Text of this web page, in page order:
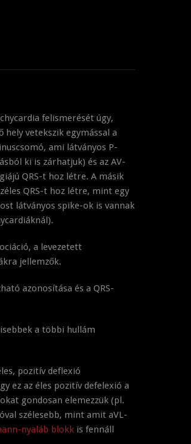
felismerését úgy,
vetekszik egymással a
ami látványos P-
ki is zárhatjuk) és az AV-
QRS-t hoz létre. A másik
QRS-t hoz létre, mint egy
látványos spike-ok is vannak
a levezetett
jellemzők.
azonosítása és a QRS-
a többi hullám
pozitív deflexió
ez az éles pozitív defelexió a
gondosan elemezzük (pl.
szélesebb, mint amit aVL-
nyaláb blokk is fennáll